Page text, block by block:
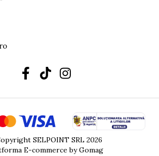
SELPOINT SRL 2026
E-commerce by Gomag